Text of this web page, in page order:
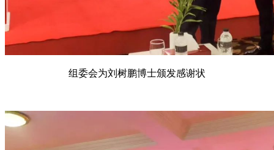
组委会为刘树鹏博士颁发感谢状